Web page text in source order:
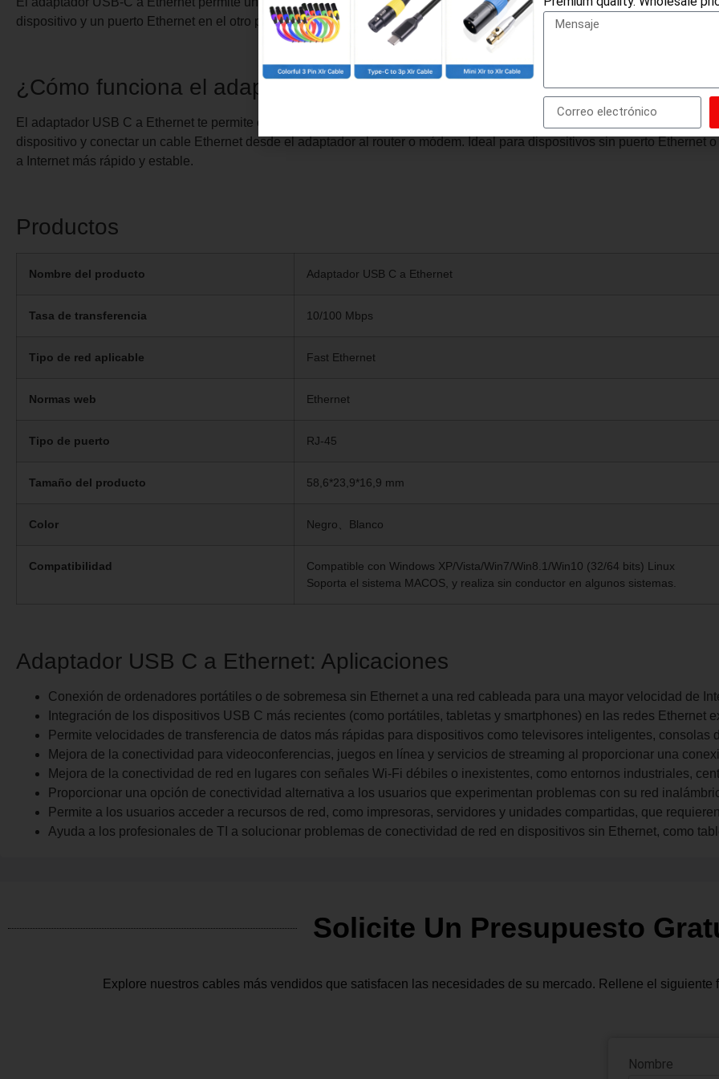
dispositivo y un puerto Ethernet en el otro para el cable de red.
¿Cómo funciona el adaptador de USB C a Ethernet?
El adaptador USB C a Ethernet te permite conectar tu dispositivo con puerto USB C a una red Ethernet por cable. Solo
dispositivo y conectar un cable Ethernet desde el adaptador al router o módem. Ideal para dispositivos sin puerto Ethernet
a Internet más rápido y estable.
Productos
Nombre del producto Adaptador USB C a Ethernet
Tasa de transferencia 10/100 Mbps
Tipo de red aplicable Fast Ethernet
Normas web Ethernet
Tipo de puerto RJ-45
Tamaño del producto 58,6*23,9*16,9 mm
Color Negro、Blanco
Compatibilidad
Compatible con Windows XP/Vista/Win7/Win8.1/Win10 (32/64 bits) Linux
Soporta el sistema MACOS, y realiza sin conductor en algunos sistemas.
Adaptador USB C a Ethernet: Aplicaciones
Conexión de ordenadores portátiles o de sobremesa sin Ethernet a una red cableada para una mayor velocidad de
Integración de los dispositivos USB C más recientes (como portátiles, tabletas y smartphones) en las redes Ethernet
Permite velocidades de transferencia de datos más rápidas para dispositivos como televisores inteligentes, consolas
Mejora de la conectividad para videoconferencias, juegos en línea y servicios de streaming al proporcionar una
Mejora de la conectividad de red en lugares con señales Wi-Fi débiles o inexistentes, como entornos industriales,
Proporcionar una opción de conectividad alternativa a los usuarios que experimentan problemas con su red
Permite a los usuarios acceder a recursos de red, como impresoras, servidores y unidades compartidas, que
Ayuda a los profesionales de TI a solucionar problemas de conectividad de red en dispositivos sin Ethernet, como
Solicite Un Presupuesto
Explore nuestros cables más vendidos que satisfacen las necesidades de su mercado. Rellene el
Nombre